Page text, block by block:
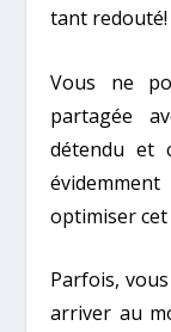
tant redouté!
Vous ne
partagée
détendu et
optimiser
Parfois,
arriver au